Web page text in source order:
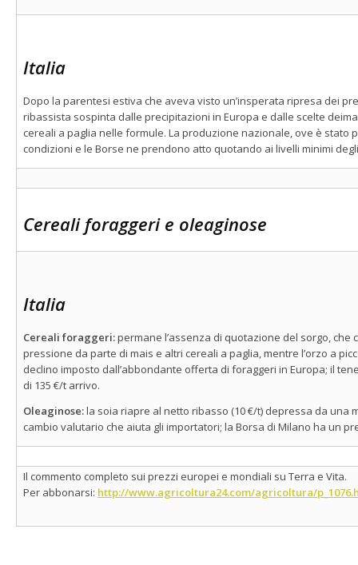
Italia
Dopo la parentesi estiva che aveva visto un’insperata ripresa dei
ribassista sospinta dalle precipitazioni in Europa e dalle scelte
cereali a paglia nelle formule. La produzione nazionale, ove è stato
condizioni e le Borse ne prendono atto quotando ai livelli minimi
Cereali foraggeri e oleaginose
Italia
Cereali foraggeri:permane l’assenza di quotazione del sorgo, che
pressione da parte di mais e altri cereali a paglia, mentre l’orzo a
declino imposto dall’abbondante offerta di foraggeri in Europa; il
di 135 €/t arrivo.
Oleaginose:la soia riapre al netto ribasso (10 €/t) depressa da una
cambio valutario che aiuta gli importatori; la Borsa di Milano ha un
Il commento completo sui prezzi europei e mondiali su Terra e Vita.
Per abbonarsi: http://www.agricoltura24.com/agricoltura/